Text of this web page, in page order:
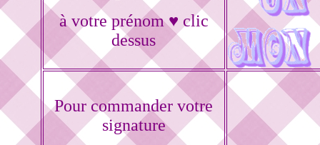
à votre prénom ♥ clic
dessus
Pour commander votre
signature